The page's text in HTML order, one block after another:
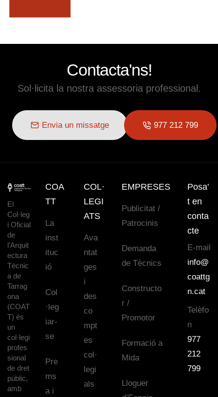
Contacta'ns!
Sol·licita la nostra assessoria professional.
Envia un missatge 977 212 799
El
Col·leg
i Oficial
de
l’Arquit
ectura
Tècnic
a de
Tarrag
ona
(COAT
T) és
un
col·legi
profes
sional
de dret
públic,
amb
COA
TT
La
inst
ituc
ió
Col
·leg
iar-
se
Pre
ms
a i
COL·
LEGI
ATS
Ava
ntat
ges
i
des
co
mpt
es
col·
legi
als
EMPRESES
Publicitat /
Patrocinis
Demanda
de Tècnics
Constructo
r /
Promotor
Formació a
Mida
Lloguer
Posa'
t en
conta
cte
E-mail
info@
coattg
n.cat
Telèfo
n
977
212
799